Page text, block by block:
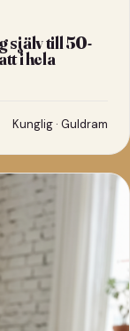
själv till 50-
i hela
Kunglig · Guldram